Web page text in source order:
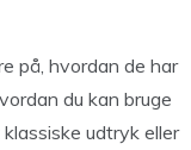
på, hvordan de har
du kan bruge
udtryk eller